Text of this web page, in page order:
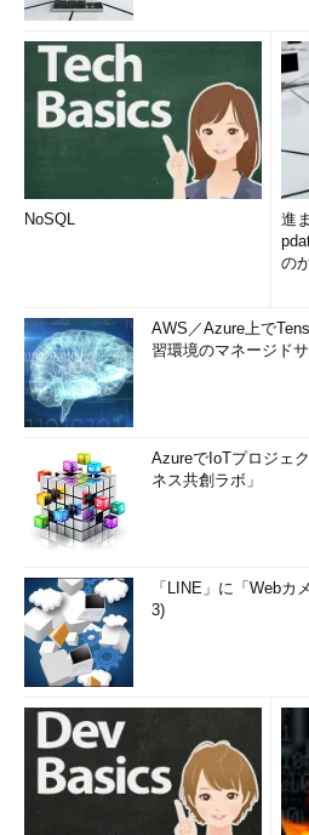
NoSQL
進
の
AWS／Azure上で
習環境のマネージド
AzureでIoTプロジェ
ネス共創ラボ」
「LINE」に「Webカ
3)